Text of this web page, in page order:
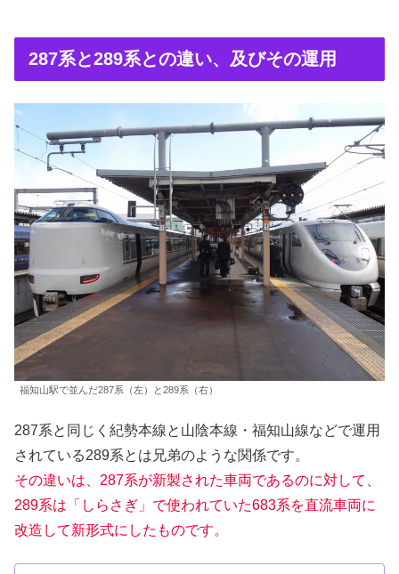
287系と289系との違い、及びその運用
福知山駅で並んだ287系（左）と289系（右）
287系と同じく紀勢本線と山陰本線・福知山線などで運用
されている289系とは兄弟のような関係です。
その違いは、287系が新製された車両であるのに対して、
289系は「しらさぎ」で使われていた683系を直流車両に
改造して新形式にしたものです。